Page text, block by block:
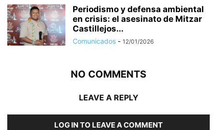
Periodismo y defensa ambiental
en crisis: el asesinato de Mitzar
Castillejos...
Comunicados - 12/01/2026
NO COMMENTS
LEAVE A REPLY
LOG IN TO LEAVE A COMMENT